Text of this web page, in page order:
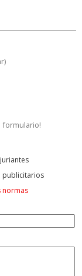
)
formulario!
publicitarios
normas